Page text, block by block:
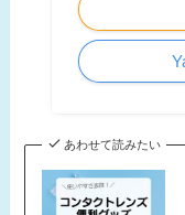
あわせて読みたい